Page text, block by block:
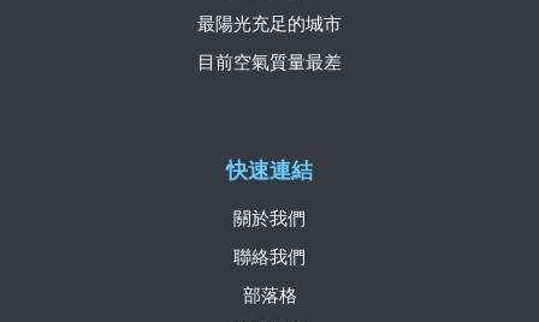
快速連結
關於我們
聯絡我們
部落格
最陽光充足的城市
目前空氣質量最差